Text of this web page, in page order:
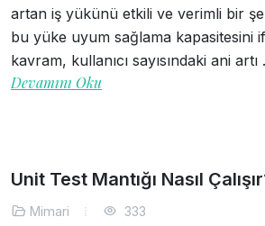
artan iş yükünü etkili ve verimli bir
bu yüke uyum sağlama kapasitesini
kavram, kullanıcı sayısındaki ani artı
Devamını Oku
Unit Test Mantığı Nasıl
Mimari 333